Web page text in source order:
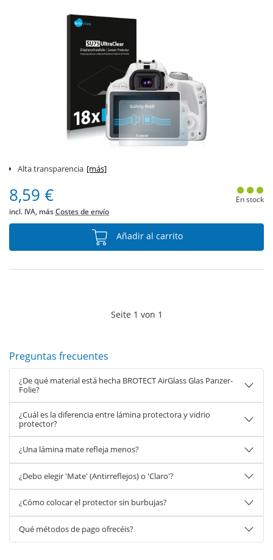
Alta transparencia [más]
8,59 €
incl. IVA, másCostes de envío
En stock
Añadir al carrito
Seite 1 von 1
Preguntas frecuentes
¿De qué material está hecha BROTECT AirGlass Glas Panzer-
Folie?
¿Cuál es la diferencia entre lámina protectora y vidrio
protector?
¿Una lámina mate refleja menos?
¿Debo elegir 'Mate' (Antirreflejos) o 'Claro'?
¿Cómo colocar el protector sin burbujas?
Qué métodos de pago ofrecéis?